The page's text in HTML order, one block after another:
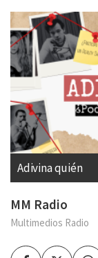
Adivina quién
MM Radio
Multimedios Radio